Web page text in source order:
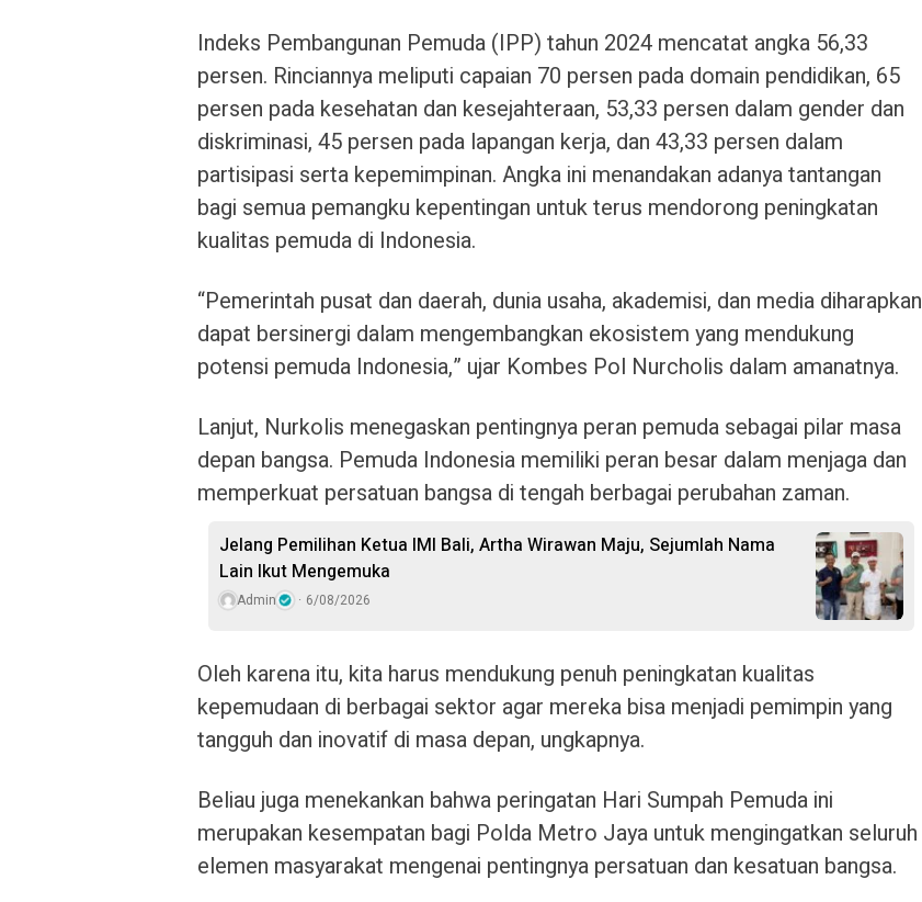
Indeks Pembangunan Pemuda (IPP) tahun 2024 mencatat angka 56,33
persen. Rinciannya meliputi capaian 70 persen pada domain pendidikan, 65
persen pada kesehatan dan kesejahteraan, 53,33 persen dalam gender dan
diskriminasi, 45 persen pada lapangan kerja, dan 43,33 persen dalam
partisipasi serta kepemimpinan. Angka ini menandakan adanya tantangan
bagi semua pemangku kepentingan untuk terus mendorong peningkatan
kualitas pemuda di Indonesia.
“Pemerintah pusat dan daerah, dunia usaha, akademisi, dan media diharapkan
dapat bersinergi dalam mengembangkan ekosistem yang mendukung
potensi pemuda Indonesia,” ujar Kombes Pol Nurcholis dalam amanatnya.
Lanjut, Nurkolis menegaskan pentingnya peran pemuda sebagai pilar masa
depan bangsa. Pemuda Indonesia memiliki peran besar dalam menjaga dan
memperkuat persatuan bangsa di tengah berbagai perubahan zaman.
Jelang Pemilihan Ketua IMI Bali, Artha Wirawan Maju, Sejumlah Nama
Lain Ikut Mengemuka
Admin 6/08/2026
Oleh karena itu, kita harus mendukung penuh peningkatan kualitas
kepemudaan di berbagai sektor agar mereka bisa menjadi pemimpin yang
tangguh dan inovatif di masa depan, ungkapnya.
Beliau juga menekankan bahwa peringatan Hari Sumpah Pemuda ini
merupakan kesempatan bagi Polda Metro Jaya untuk mengingatkan seluruh
elemen masyarakat mengenai pentingnya persatuan dan kesatuan bangsa.